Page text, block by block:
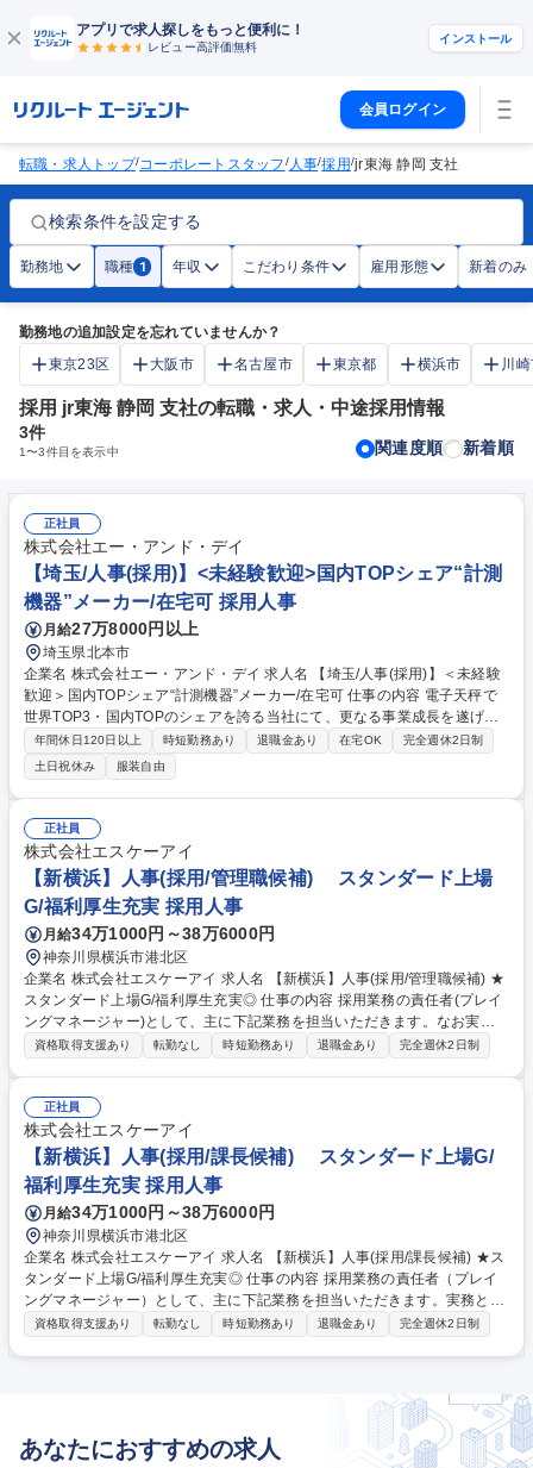
アプリで求人探しをもっと便利に！
レビュー高評価無料
インストール
会員ログイン
転職・求人トップ/コーポレートスタッフ/人事/採用/jr東海 静岡 支社
検索条件を設定する
勤務地 職種 1 年収 こだわり条件 雇用形態 新着のみ
勤務地の追加設定を忘れていませんか？
東京23区
大阪市 名古屋市 東京都 横浜市 川
採用 jr東海 静岡 支社の転職・求人・中途採用情報
3件
1〜3件目を表示中 関連度順 新着順
正社員
株式会社エー・アンド・デイ
【埼玉/人事(採用)】<未経験歓迎>国内TOPシェア“計測
機器”メーカー/在宅可 採用人事
月給27万8000円以上
埼玉県北本市
企業名 株式会社エー・アンド・デイ 求人名 【埼玉/人事(採用)】＜未経験
歓迎＞国内TOPシェア“計測機器”メーカー/在宅可 仕事の内容 電子天秤で
世界TOP3・国内TOPのシェアを誇る当社にて、更なる事業成長を遂げる
ため、採用業務を担っていただける方を募集します。採用をさらに加速さ
せるための増員募集となります。 【具体的には】■新卒・中途等の採用業
務全般に関する業務 ■新人研修、階層別研修等の教育全般に関する業務 な
どをご担当いただきます。 【働き方】ワークライフバランスの実現が可能
です！ ■残業20h程度 ■充実福利厚生 ■充実育成・教育環境でスキルアッ
プ可能 ■年休127日 ■ノー残業デー有 ■借り上げ社宅・住宅手当有 ■グロー
バル化推進による語学研修制度有 募集職種 【埼玉/人事(採用)】＜未経験
歓迎＞国内TOPシェア“計測機器”メーカー/在宅可
年間休日120日以上 時短勤務あり 退職金あり 在宅OK
完全週休2日制
土日祝休み
服装自由
正社員
株式会社エスケーアイ
【新横浜】人事(採用/管理職候補) スタンダード上場
G/福利厚生充実 採用人事
月給34万1000円～38万6000円
神奈川県横浜市港北区
企業名 株式会社エスケーアイ 求人名 【新横浜】人事(採用/管理職候補) ★
スタンダード上場G/福利厚生充実◎ 仕事の内容 採用業務の責任者(プレイ
ングマネージャー)として、主に下記業務を担当いただきます。なお実務
とあわせ、管理職として部下の育成まで担っていただくことを期待してお
募者の選考/面接 ■定着率向上に向けた取り組み ■学校訪問 ■人材育成・教
育 等々 募集職種 【新横浜】人事(採用/管理職候補) ★スタンダード上場G/
福利厚生充実◎
資格取得支援あり 転勤なし 時短勤務あり 退職金あり 完全週休2日制
正社員
株式会社エスケーアイ
【新横浜】人事(採用/課長候補) スタンダード上場G/
福利厚生充実 採用人事
月給34万1000円～38万6000円
神奈川県横浜市港北区
企業名 株式会社エスケーアイ 求人名 【新横浜】人事(採用/課長候補) ★ス
タンダード上場G/福利厚生充実◎ 仕事の内容 採用業務の責任者（プレイ
ングマネージャー）として、主に下記業務を担当いただきます。実務とあ
わせ、管理職として部下の育成まで担っていただくことを期待しておりま
資格取得支援あり 転勤なし 時短勤務あり 退職金あり 完全週休2日制
あなたにおすすめの求人